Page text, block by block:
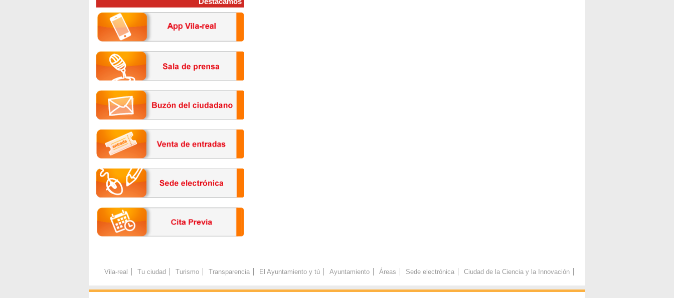
Vila-real Tu ciudad Turismo Transparencia El Ayuntamiento y tú Ayuntamiento Áreas Sede electrónica Ciudad de la Ciencia y la Innovación